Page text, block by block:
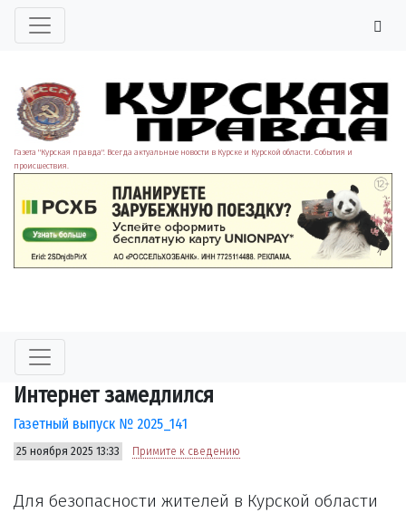
Газета "Курская правда". Всегда актуальные новости в Курске и Курской области. События и
происшествия.
Интернет замедлился
Газетный выпуск № 2025_141
25 ноября 2025 13:33 Примите к сведению
Для безопасности жителей в Курской области